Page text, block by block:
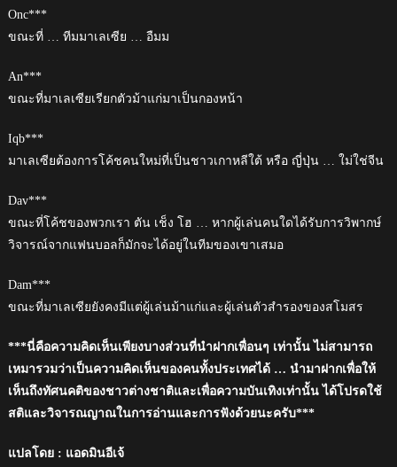
Onc***
ขณะที่ … ทีมมาเลเซีย … อืมม
An***
ขณะที่มาเลเซียเรียกตัวม้าแก่มาเป็นกองหน้า
Iqb***
มาเลเซียต้องการโค้ชคนใหม่ที่เป็นชาวเกาหลีใต้ หรือ ญี่ปุ่น … ใม่ใช่จีน
Dav***
ขณะที่โค้ชของพวกเรา ตัน เช็ง โฮ … หากผู้เล่นคนใดได้รับการวิพากษ์
วิจารณ์จากแฟนบอลก็มักจะได้อยู่ในทีมของเขาเสมอ
Dam***
ขณะที่มาเลเซียยังคงมีแต่ผู้เล่นม้าแก่และผู้เล่นตัวสำรองของสโมสร
***นี่คือความคิดเห็นเพียงบางส่วนที่นำฝากเพื่อนๆ เท่านั้น ไม่สามารถ
เหมารวมว่าเป็นความคิดเห็นของคนทั้งประเทศได้ … นำมาฝากเพื่อให้
เห็นถึงทัศนคติของชาวต่างชาติและเพื่อความบันเทิงเท่านั้น ได้โปรดใช้
สติและวิจารณญาณในการอ่านและการฟังด้วยนะครับ***
แปลโดย : แอดมินอีเจ้